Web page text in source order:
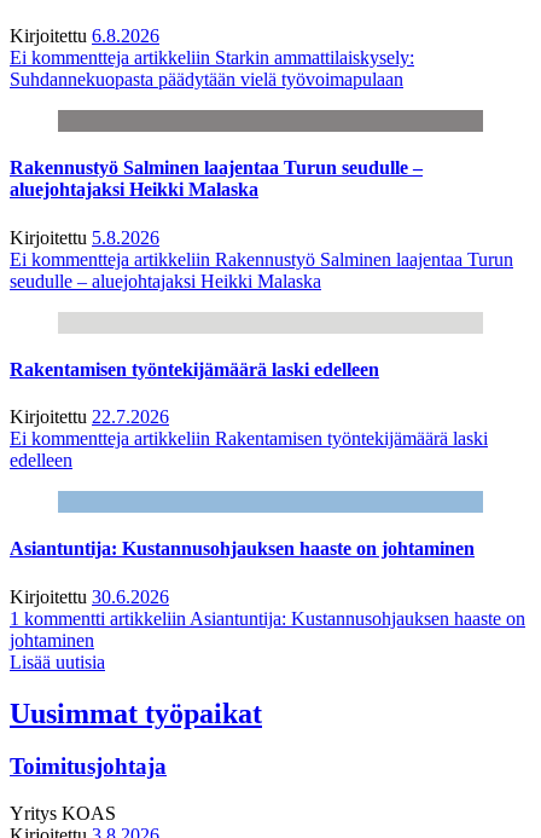
Kirjoitettu 6.8.2026
Ei kommentteja artikkeliin Starkin ammattilaiskysely:
Suhdannekuopasta päädytään vielä työvoimapulaan
Rakennustyö Salminen laajentaa Turun seudulle –
aluejohtajaksi Heikki Malaska
Kirjoitettu 5.8.2026
Ei kommentteja artikkeliin Rakennustyö Salminen laajentaa Turun
seudulle – aluejohtajaksi Heikki Malaska
Rakentamisen työntekijämäärä laski edelleen
Kirjoitettu 22.7.2026
Ei kommentteja artikkeliin Rakentamisen työntekijämäärä laski
edelleen
Asiantuntija: Kustannusohjauksen haaste on johtaminen
Kirjoitettu 30.6.2026
1 kommentti artikkeliin Asiantuntija: Kustannusohjauksen haaste on
johtaminen
Lisää uutisia
Uusimmat työpaikat
Toimitusjohtaja
Yritys KOAS